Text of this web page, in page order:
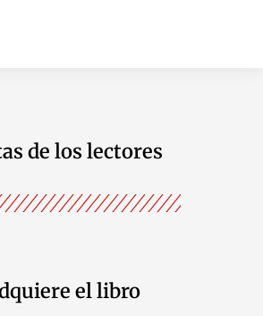
de los lectores
el libro